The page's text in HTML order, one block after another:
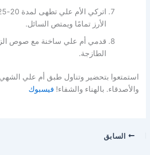
الأرز تمامًا ويمتص السائل.
قدمي أم علي ساخنة مع صوص
الطازجة.
استمتعوا بتحضير وتناول طبق أم علي الشهي
والأصدقاء. بالهناء والشفاء! فيسبوك
السابق